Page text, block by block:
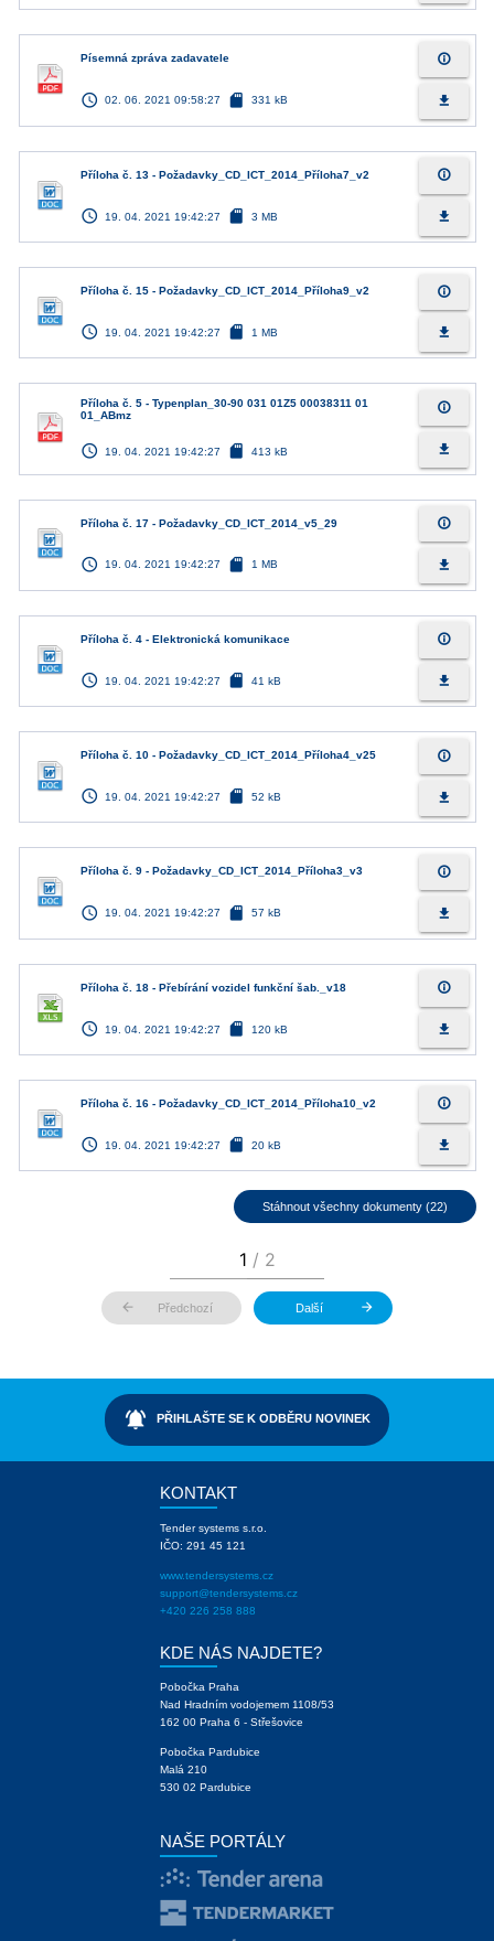
Písemná zpráva zadavatele
access_time 02. 06. 2021 09:58:27 sd_card 331 kB
info_outline
file_download
Příloha č. 13 - Požadavky_CD_ICT_2014_Příloha7_v2
access_time 19. 04. 2021 19:42:27 sd_card 3 MB
info_outline
file_download
Příloha č. 15 - Požadavky_CD_ICT_2014_Příloha9_v2
access_time 19. 04. 2021 19:42:27 sd_card 1 MB
info_outline
file_download
Příloha č. 5 - Typenplan_30-90 031 01Z5 00038311 01
01_ABmz
access_time 19. 04. 2021 19:42:27 sd_card 413 kB
info_outline
file_download
Příloha č. 17 - Požadavky_CD_ICT_2014_v5_29
access_time 19. 04. 2021 19:42:27 sd_card 1 MB
info_outline
file_download
Příloha č. 4 - Elektronická komunikace
access_time 19. 04. 2021 19:42:27 sd_card 41 kB
info_outline
file_download
Příloha č. 10 - Požadavky_CD_ICT_2014_Příloha4_v25
access_time 19. 04. 2021 19:42:27 sd_card 52 kB
info_outline
file_download
Příloha č. 9 - Požadavky_CD_ICT_2014_Příloha3_v3
access_time 19. 04. 2021 19:42:27 sd_card 57 kB
info_outline
file_download
Příloha č. 18 - Přebírání vozidel funkční šab._v18
access_time 19. 04. 2021 19:42:27 sd_card 120 kB
info_outline
file_download
Příloha č. 16 - Požadavky_CD_ICT_2014_Příloha10_v2
access_time 19. 04. 2021 19:42:27 sd_card 20 kB
info_outline
file_download
Stáhnout všechny dokumenty (22)
arrow_back Předchozí Další arrow_forward
notifications_active PŘIHLAŠTE SE K ODBĚRU NOVINEK
KONTAKT
Tender systems s.r.o.
IČO: 291 45 121
www.tendersystems.cz
support@tendersystems.cz
+420 226 258 888
KDE NÁS NAJDETE?
Pobočka Praha
Nad Hradním vodojemem 1108/53
162 00 Praha 6 - Střešovice
Pobočka Pardubice
Malá 210
530 02 Pardubice
NAŠE PORTÁLY